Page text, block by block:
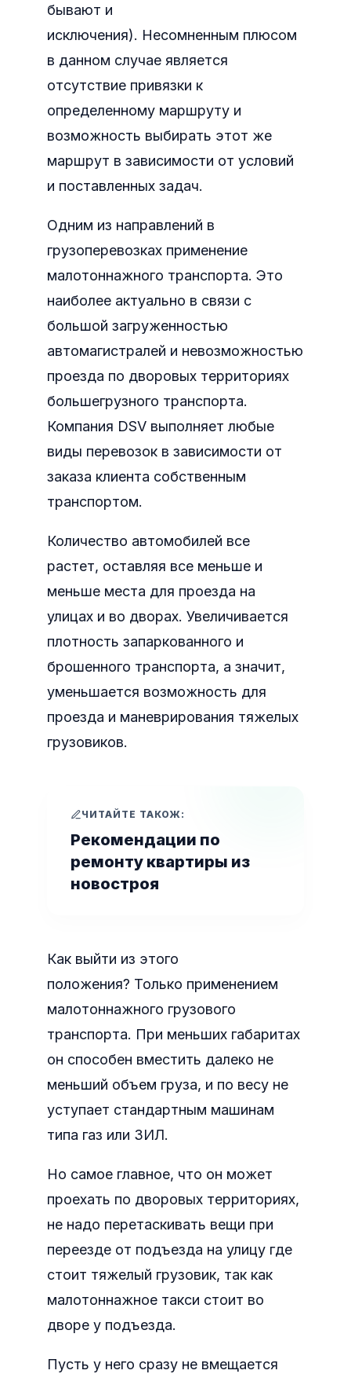
бывают и
исключения). Несомненным плюсом
в данном случае является
отсутствие привязки к
определенному маршруту и
возможность выбирать этот же
маршрут в зависимости от условий
и поставленных задач.
Одним из направлений в
грузоперевозках применение
малотоннажного транспорта. Это
наиболее актуально в связи с
большой загруженностью
автомагистралей и невозможностью
проезда по дворовых территориях
большегрузного транспорта.
Компания DSV выполняет любые
виды перевозок в зависимости от
заказа клиента собственным
транспортом.
Количество автомобилей все
растет, оставляя все меньше и
меньше места для проезда на
улицах и во дворах. Увеличивается
плотность запаркованного и
брошенного транспорта, а значит,
уменьшается возможность для
проезда и маневрирования тяжелых
грузовиков.
ЧИТАЙТЕ ТАКОЖ:
Рекомендации по
ремонту квартиры из
новостроя
Как выйти из этого
положения? Только применением
малотоннажного грузового
транспорта. При меньших габаритах
он способен вместить далеко не
меньший объем груза, и по весу не
уступает стандартным машинам
типа газ или ЗИЛ.
Но самое главное, что он может
проехать по дворовых территориях,
не надо перетаскивать вещи при
переезде от подъезда на улицу где
стоит тяжелый грузовик, так как
малотоннажное такси стоит во
дворе у подъезда.
Пусть у него сразу не вмещается